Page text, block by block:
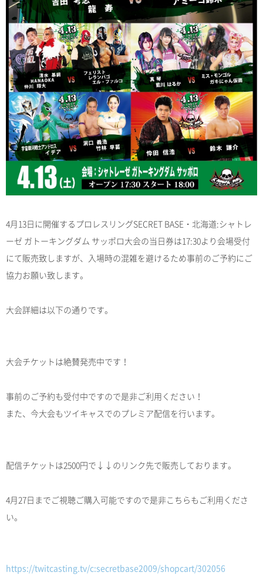
4月13日に開催するプロレスリングSECRET BASE・北海道:シャトレ
ーゼ ガトーキングダム サッポロ大会の当日券は17:30より会場受付
にて販売致しますが、入場時の混雑を避けるため事前のご予約にご
協力お願い致します。
大会詳細は以下の通りです。
大会チケットは絶賛発売中です！
事前のご予約も受付中ですので是非ご利用ください！
また、今大会もツイキャスでのプレミア配信を行います。
配信チケットは2500円で↓↓のリンク先で販売しております。
4月27日までご視聴ご購入可能ですので是非こちらもご利用くださ
い。
https://twitcasting.tv/c:secretbase2009/shopcart/302056